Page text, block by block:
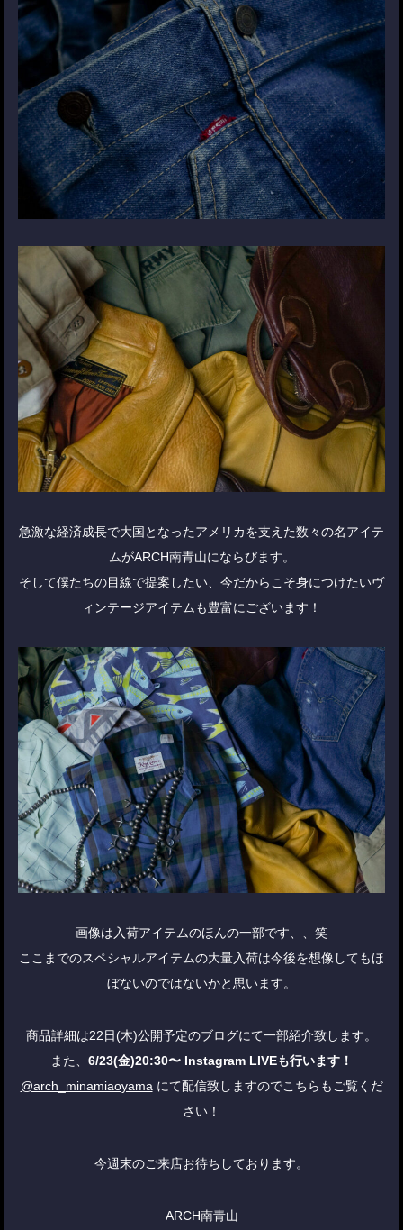
急激な経済成長で大国となったアメリカを支えた数々の名アイテ
ムがARCH南青山にならびます。
そして僕たちの目線で提案したい、今だからこそ身につけたいヴ
ィンテージアイテムも豊富にございます！
画像は入荷アイテムのほんの一部です、、笑
ここまでのスペシャルアイテムの大量入荷は今後を想像してもほ
ぼないのではないかと思います。
商品詳細は22日(木)公開予定のブログにて一部紹介致します。
また、 6/23(金)20:30〜 Instagram LIVEも行います！
@arch_minamiaoyama にて配信致しますのでこちらもご覧くだ
さい！
今週末のご来店お待ちしております。
ARCH南青山